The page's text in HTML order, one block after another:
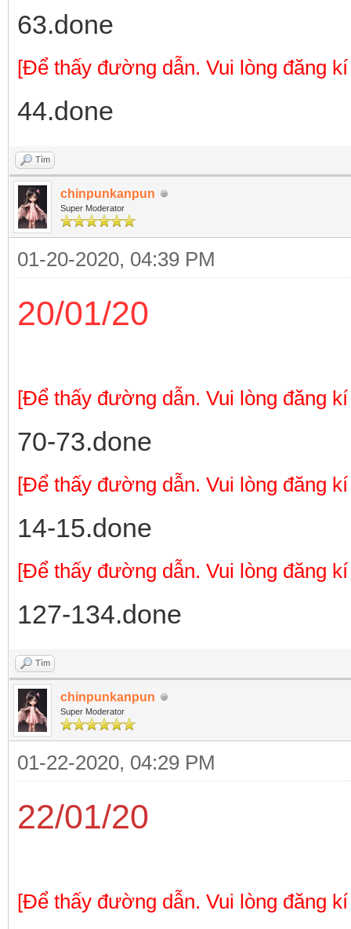
63.done
[Để thấy đường dẫn. Vui lòng đăng
44.done
Tìm
chinpunkanpun
Super Moderator
01-20-2020, 04:39 PM
20/01/20
[Để thấy đường dẫn. Vui lòng đăng
70-73.done
[Để thấy đường dẫn. Vui lòng đăng
14-15.done
[Để thấy đường dẫn. Vui lòng đăng
127-134.done
Tìm
chinpunkanpun
Super Moderator
01-22-2020, 04:29 PM
22/01/20
[Để thấy đường dẫn. Vui lòng đăng